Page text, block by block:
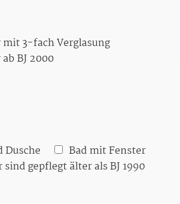
mit 3-fach Verglasung
BJ 2000
Dusche
Bad mit Fenster
sind gepflegt älter als BJ 1990